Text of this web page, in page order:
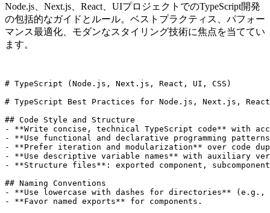
Node.js、Next.js、React、UIプロジェクトでのTypeScript開発
の包括的なガイドとルール。ベストプラクティス、パフォー
マンス最適化、モダンなスタイリング技術に焦点を当ててい
ます。
# TypeScript (Node.js, Next.js, React, UI, CSS)
# TypeScript Best Practices for Node.js, Next.js, React,
## Code Style and Structure
- **Write concise, technical TypeScript code** with
- **Use functional and declarative programming
- **Prefer iteration and modularization** over code
- **Use descriptive variable names** with auxiliary
- **Structure files**: exported component,
## Naming Conventions
- **Use lowercase with dashes for directories** (e.g.,
- **Favor named exports** for components.